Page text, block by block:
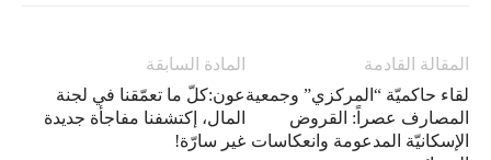
المادة السابقة
عون:كلّ ما تعمّقنا في لجنة
المال، إكتشفنا مفاجأة جديدة
غير سارّة!
المقالة القادمة
لقاء حاكميّة “المركزي” وجمعية
المصارف عصراً: القروض
الإسكانيّة المدعومة وانعكاسات